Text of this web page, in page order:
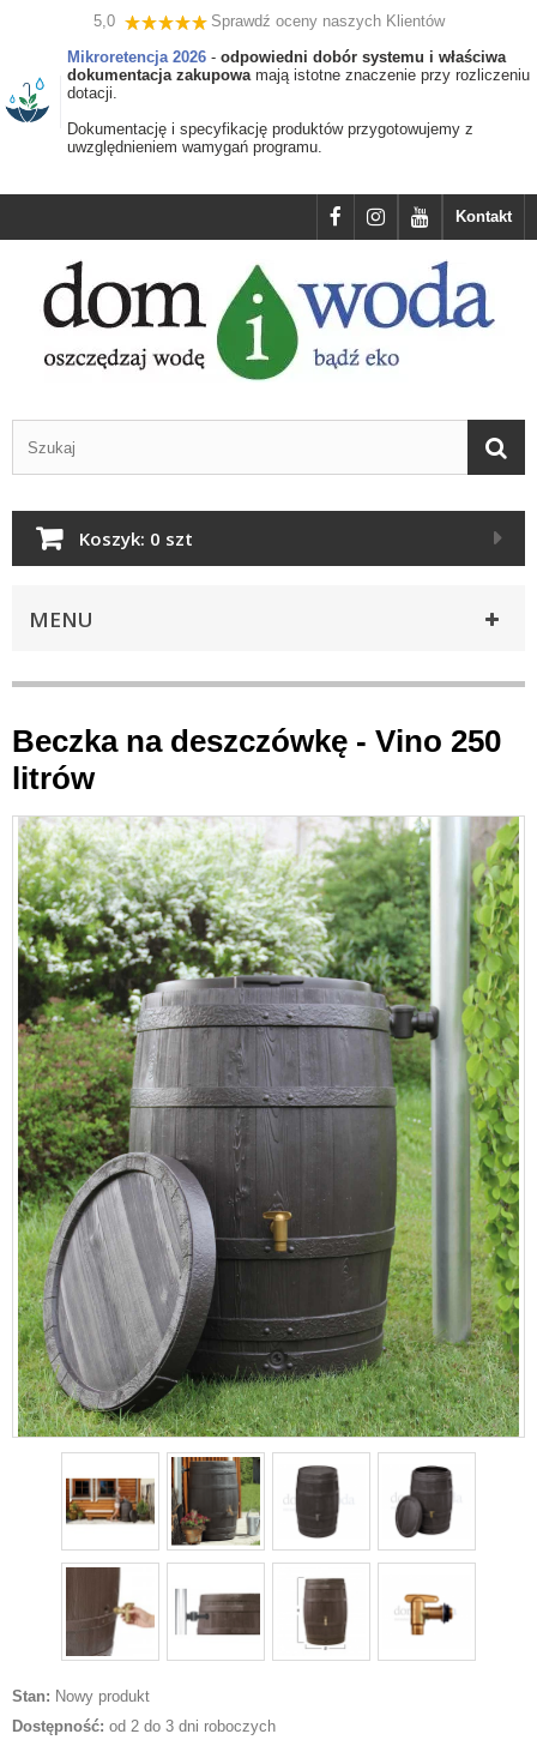
5,0
Sprawdź oceny naszych Klientów
Mikroretencja 2026 - odpowiedni dobór systemu i właściwa
dokumentacja zakupowamają istotne znaczenie przy rozliczeniu
dotacji.
Dokumentację i specyfikację produktów przygotowujemy z
uwzględnieniem wamygań programu.
Kontakt
Koszyk: 0 szt
MENU
Beczka na deszczówkę - Vino 250
litrów
Stan: Nowy produkt
Dostępność: od 2 do 3 dni roboczych